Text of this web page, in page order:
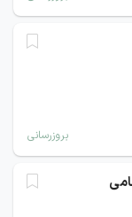
بروزرسانی